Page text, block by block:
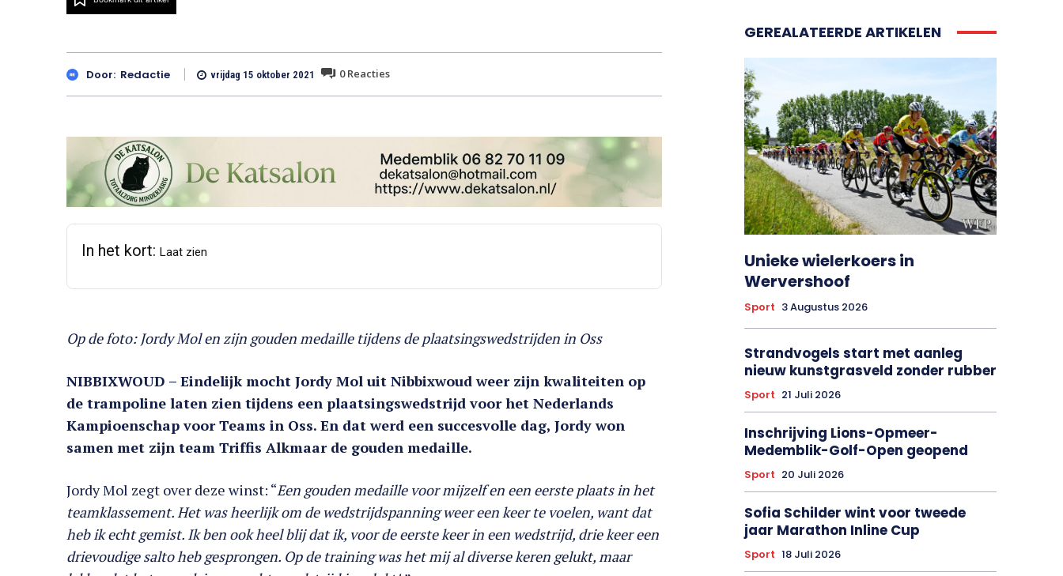
Door: Redactie vrijdag 15 oktober 2021 0Reacties
In het kort: Laat zien
Op de foto: Jordy Mol en zijn gouden medaille tijdens de plaatsingswedstrijden in Oss
NIBBIXWOUD – Eindelijk mocht Jordy Mol uit Nibbixwoud weer zijn kwaliteiten op
de trampoline laten zien tijdens een plaatsingswedstrijd voor het Nederlands
Kampioenschap voor Teams in Oss. En dat werd een succesvolle dag, Jordy won
samen met zijn team Triffis Alkmaar de gouden medaille.
Jordy Mol zegt over deze winst: “Een gouden medaille voor mijzelf en een eerste plaats in het
teamklassement. Het was heerlijk om de wedstrijdspanning weer een keer te voelen, want dat
heb ik echt gemist. Ik ben ook heel blij dat ik, voor de eerste keer in een wedstrijd, drie keer een
drievoudige salto heb gesprongen. Op de training was het mij al diverse keren gelukt, maar
GEREALATEERDE ARTIKELEN
Unieke wielerkoers in
Wervershoof
Sport 3 Augustus 2026
Strandvogels start met aanleg
nieuw kunstgrasveld zonder rubber
Sport 21 Juli 2026
Inschrijving Lions-Opmeer-
Medemblik-Golf-Open geopend
Sport 20 Juli 2026
Sofia Schilder wint voor tweede
jaar Marathon Inline Cup
Sport 18 Juli 2026